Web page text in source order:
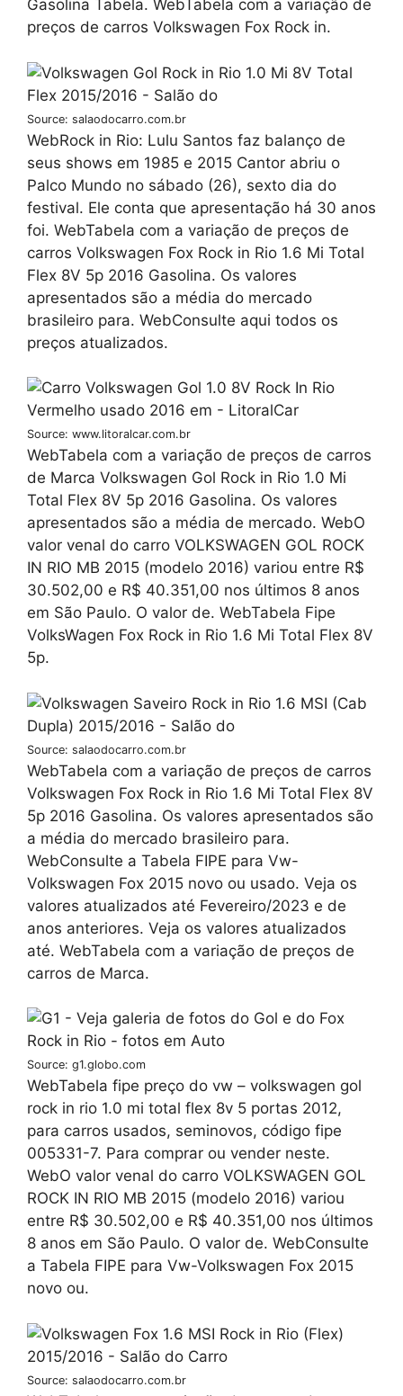
Gasolina Tabela. WebTabela com a variação de
preços de carros Volkswagen Fox Rock in.
Source: salaodocarro.com.br
WebRock in Rio: Lulu Santos faz balanço de
seus shows em 1985 e 2015 Cantor abriu o
Palco Mundo no sábado (26), sexto dia do
festival. Ele conta que apresentação há 30 anos
foi. WebTabela com a variação de preços de
carros Volkswagen Fox Rock in Rio 1.6 Mi Total
Flex 8V 5p 2016 Gasolina. Os valores
apresentados são a média do mercado
brasileiro para. WebConsulte aqui todos os
preços atualizados.
Source: www.litoralcar.com.br
WebTabela com a variação de preços de carros
de Marca Volkswagen Gol Rock in Rio 1.0 Mi
Total Flex 8V 5p 2016 Gasolina. Os valores
apresentados são a média de mercado. WebO
valor venal do carro VOLKSWAGEN GOL ROCK
IN RIO MB 2015 (modelo 2016) variou entre R$
30.502,00 e R$ 40.351,00 nos últimos 8 anos
em São Paulo. O valor de. WebTabela Fipe
VolksWagen Fox Rock in Rio 1.6 Mi Total Flex 8V
5p.
Source: salaodocarro.com.br
WebTabela com a variação de preços de carros
Volkswagen Fox Rock in Rio 1.6 Mi Total Flex 8V
5p 2016 Gasolina. Os valores apresentados são
a média do mercado brasileiro para.
WebConsulte a Tabela FIPE para Vw-
Volkswagen Fox 2015 novo ou usado. Veja os
valores atualizados até Fevereiro/2023 e de
anos anteriores. Veja os valores atualizados
até. WebTabela com a variação de preços de
carros de Marca.
Source: g1.globo.com
WebTabela fipe preço do vw – volkswagen gol
rock in rio 1.0 mi total flex 8v 5 portas 2012,
para carros usados, seminovos, código fipe
005331-7. Para comprar ou vender neste.
WebO valor venal do carro VOLKSWAGEN GOL
ROCK IN RIO MB 2015 (modelo 2016) variou
entre R$ 30.502,00 e R$ 40.351,00 nos últimos
8 anos em São Paulo. O valor de. WebConsulte
a Tabela FIPE para Vw-Volkswagen Fox 2015
novo ou.
Source: salaodocarro.com.br